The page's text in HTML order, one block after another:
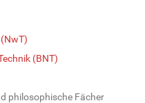
(BNT)
philosophische Fächer